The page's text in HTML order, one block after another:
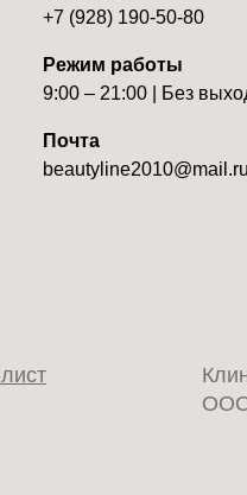
+7 (928) 190-50-80
Режим работы
9:00 – 21:00 | Без
Почта
beautyline2010@mail.ru
ООО